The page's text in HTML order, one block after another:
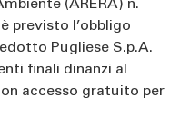
(ARERA) n.
è previsto l’obbligo
Pugliese S.p.A.
finali dinanzi al
accesso gratuito per